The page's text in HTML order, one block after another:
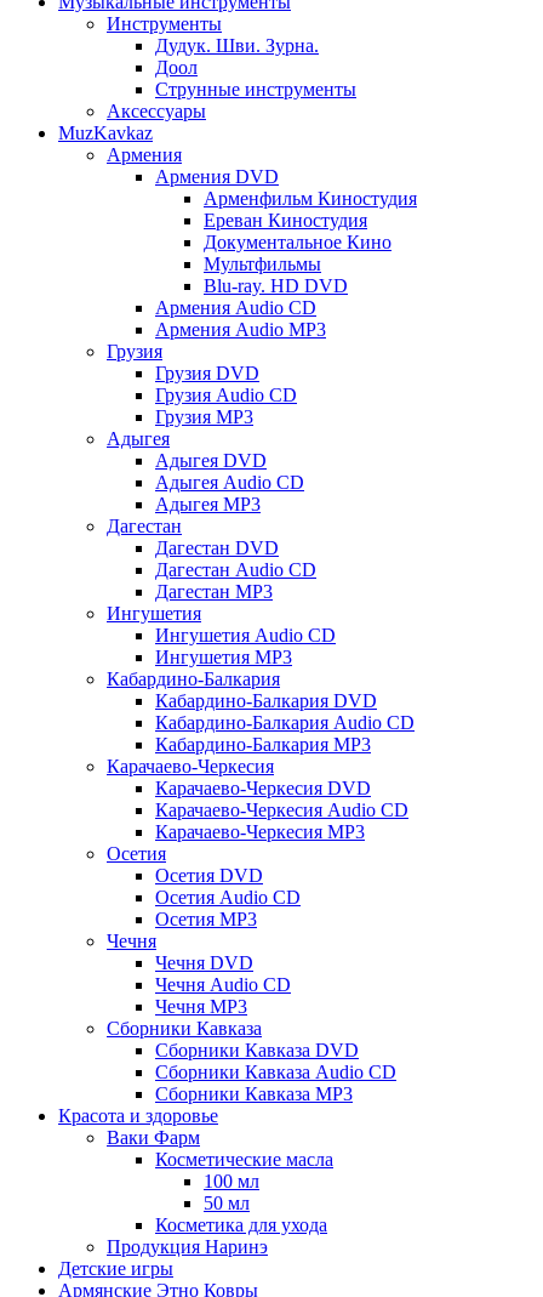
Инструменты
Дудук. Шви. Зурна.
Доол
Струнные инструменты
Аксессуары
MuzKavkaz
Армения
Армения DVD
Арменфильм Киностудия
Ереван Киностудия
Документальное Кино
Мультфильмы
Blu-ray. HD DVD
Армения Audio CD
Армения Audio MP3
Грузия
Грузия DVD
Грузия Audio CD
Грузия MP3
Адыгея
Адыгея DVD
Адыгея Audio CD
Адыгея MP3
Дагестан
Дагестан DVD
Дагестан Audio CD
Дагестан MP3
Ингушетия
Ингушетия Audio CD
Ингушетия MP3
Кабардино-Балкария
Кабардино-Балкария DVD
Кабардино-Балкария Audio CD
Кабардино-Балкария MP3
Карачаево-Черкесия
Карачаево-Черкесия DVD
Карачаево-Черкесия Audio CD
Карачаево-Черкесия MP3
Осетия
Осетия DVD
Осетия Audio CD
Осетия MP3
Чечня
Чечня DVD
Чечня Audio CD
Чечня MP3
Сборники Кавказа
Сборники Кавказа DVD
Сборники Кавказа Audio CD
Сборники Кавказа MP3
Красота и здоровье
Ваки Фарм
Косметические масла
100 мл
50 мл
Косметика для ухода
Продукция Наринэ
Детские игры
Армянские Этно Ковры